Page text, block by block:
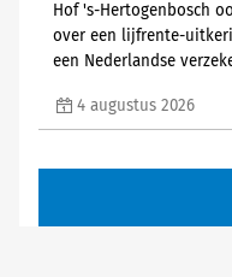
Hof 's-Hertogenbosch
over een lijfrente-
een Nederlandse
4 augustus 2026